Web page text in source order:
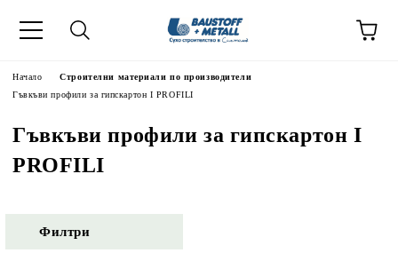
Начало
Строителни материали по производители
Гъвкъви профили за гипскартон I PROFILI
Гъвкъви профили за гипскартон I
PROFILI
Филтри